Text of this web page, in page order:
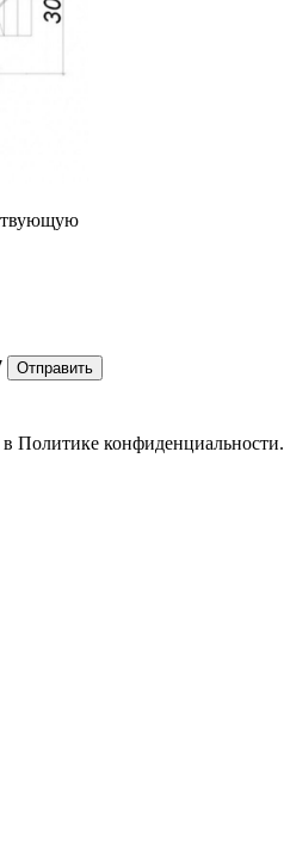
Отправить
Политике конфиденциальности.